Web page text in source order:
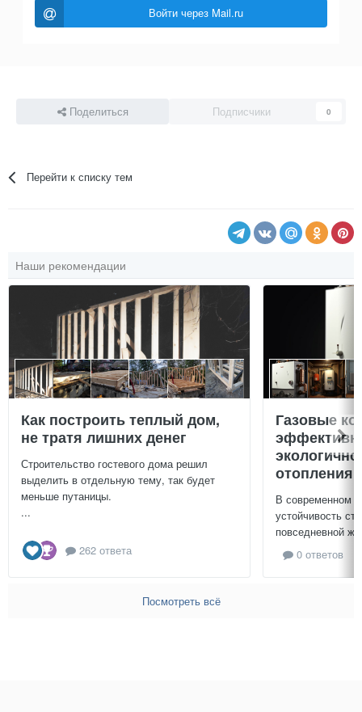
Войти через Mail.ru
Поделиться Подписчики 0
Перейти к списку тем
Наши рекомендации
Как построить теплый дом,
не тратя лишних денег
Строительство гостевого дома решил
выделить в отдельную тему, так будет
меньше путаницы.
...
262 ответа
Газовые
отопления
В современном
устойчивость
повседневной
0 ответов
Посмотреть всё